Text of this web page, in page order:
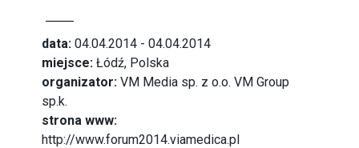
data: 04.04.2014 - 04.04.2014
miejsce: Łódź, Polska
organizator: VM Media sp. z o.o. VM Group
sp.k.
strona www:
http://www.forum2014.viamedica.pl